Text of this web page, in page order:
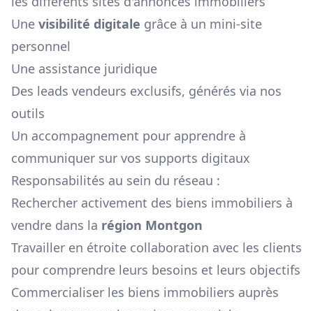
Une visibilité digitale grâce à un mini-site
personnel
Une assistance juridique
Des leads vendeurs exclusifs, générés via nos
outils
Un accompagnement pour apprendre à
communiquer sur vos supports digitaux
Responsabilités au sein du réseau :
Rechercher activement des biens immobiliers à
vendre dans la région Montgon
Travailler en étroite collaboration avec les clients
pour comprendre leurs besoins et leurs objectifs
Commercialiser les biens immobiliers auprès